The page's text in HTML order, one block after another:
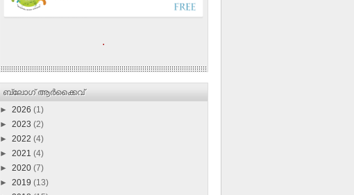
.
ബ്ലോഗ് ആര്‍ക്കൈവ്
► 2026 (1)
► 2023 (2)
► 2022 (4)
► 2021 (4)
► 2020 (7)
► 2019 (13)